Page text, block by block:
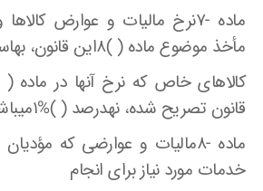
ماده -۷نرخ مالیات و عوارض
مأخذ موضوع ماده ( )۸این قانون، بهاستثنای
قانون تصریح شده، نهدرصد ( )%۱میباشد.
ماده -۸مالیات و عوارضی که
خدمات مورد نیاز برای انجام